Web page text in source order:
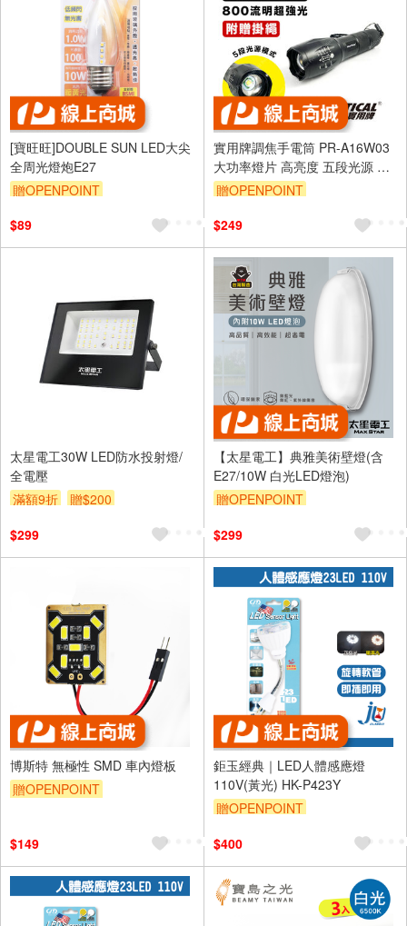
[寶旺旺]DOUBLE SUN LED大尖
全周光燈炮E27
贈OPENPOINT
$89
實用牌調焦手電筒 PR-A16W03
大功率燈片 高亮度 五段光源 超
省電設計
贈OPENPOINT
（運費不算在 2000 元的範圍
內）
單品享9折
$249
太星電工30W LED防水投射燈/
全電壓
滿額9折
贈$200
$299
【太星電工】典雅美術壁燈(含
E27/10W 白光LED燈泡)
贈OPENPOINT
$299
博斯特 無極性 SMD 車內燈板
贈OPENPOINT
$149
鉅玉經典｜LED人體感應燈
110V(黃光) HK-P423Y
贈OPENPOINT
$400